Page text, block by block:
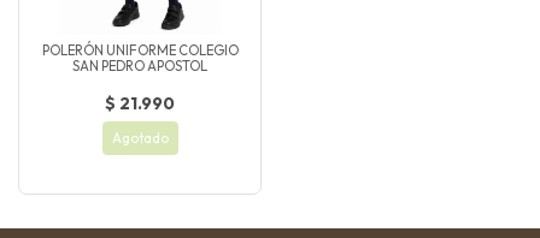
POLERÓN UNIFORME COLEGIO
SAN PEDRO APOSTOL
$ 21.990
Agotado